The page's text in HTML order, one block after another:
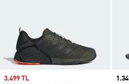
Sale price
3.499 TL